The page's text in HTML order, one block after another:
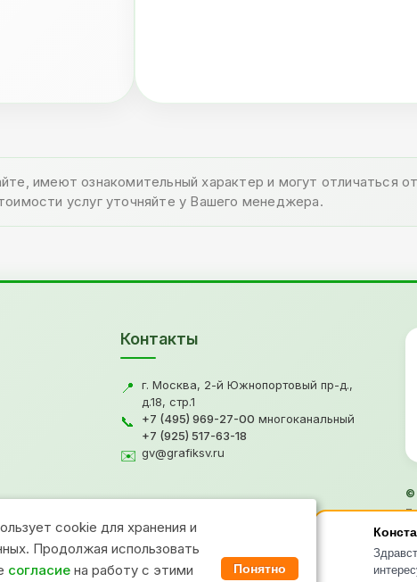
имеют ознакомительный характер и могут отличаться
услуг уточняйте у Вашего менеджера.
Контакты
📍
г. Москва, 2-й Южнопортовый пр-д.,
д.18, стр.1
📞 +7 (495) 969-27-00 многоканальный
+7 (925) 517-63-18
✉️ gv@grafiksv.ru
©
cookie для хранения и
Продолжая использовать
согласие на работу с этими Понятно